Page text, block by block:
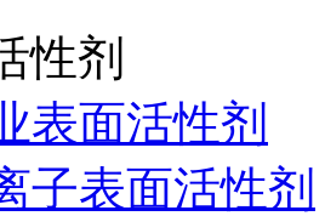
性剂
表面活性剂
子表面活性剂